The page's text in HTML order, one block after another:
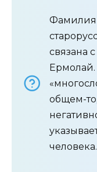
Фамилия
связана
Ермолай.
общем-
человека.